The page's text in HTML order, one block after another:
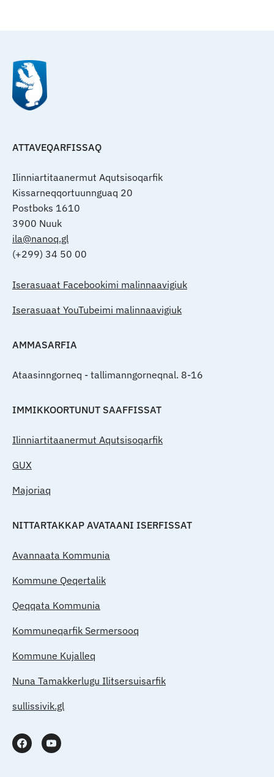
ATTAVEQARFISSAQ
Ilinniartitaanermut Aqutsisoqarfik
Kissarneqqortuunnguaq 20
Postboks 1610
3900 Nuuk
ila@nanoq.gl
(+299) 34 50 00
Iserasuaat Facebookimi malinnaavigiuk
Iserasuaat YouTubeimi malinnaavigiuk
AMMASARFIA
Ataasinngorneq - tallimanngorneqnal. 8-16
IMMIKKOORTUNUT SAAFFISSAT
Ilinniartitaanermut Aqutsisoqarfik
GUX
Majoriaq
NITTARTAKKAP AVATAANI ISERFISSAT
Avannaata Kommunia
Kommune Qeqertalik
Qeqqata Kommunia
Kommuneqarfik Sermersooq
Kommune Kujalleq
Nuna Tamakkerlugu Ilitsersuisarfik
sullissivik.gl